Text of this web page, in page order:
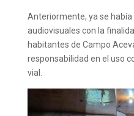
Anteriormente, ya se
audiovisuales con la
habitantes de Campo
responsabilidad en el uso
vial.